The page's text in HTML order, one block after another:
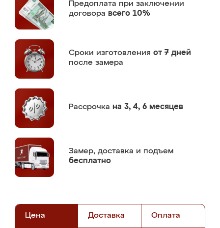
Предоплата при заключении
договора всего 10%
Сроки изготовления от 7 дней
после замера
Рассрочка на 3, 4, 6 месяцев
Замер, доставка и подъем
бесплатно
Цена Доставка Оплата